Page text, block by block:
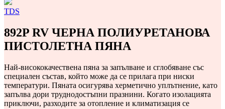
TDS
892P RV ЧЕРНА ПОЛИУРЕТАНОВА
ПИСТОЛЕТНА ПЯНА
Най-висококачествена пяна за запълване и сглобяване със
специален състав, който може да се прилага при ниски
температури. Пяната осигурява херметично уплътнение, като
запълва дори труднодостъпни празнини. Когато изолацията
приключи, разходите за отопление и климатизация се